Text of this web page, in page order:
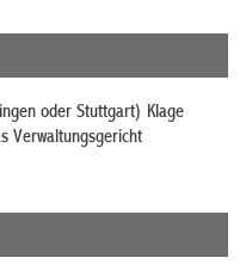
oder Stuttgart) Klage
Verwaltungsgericht